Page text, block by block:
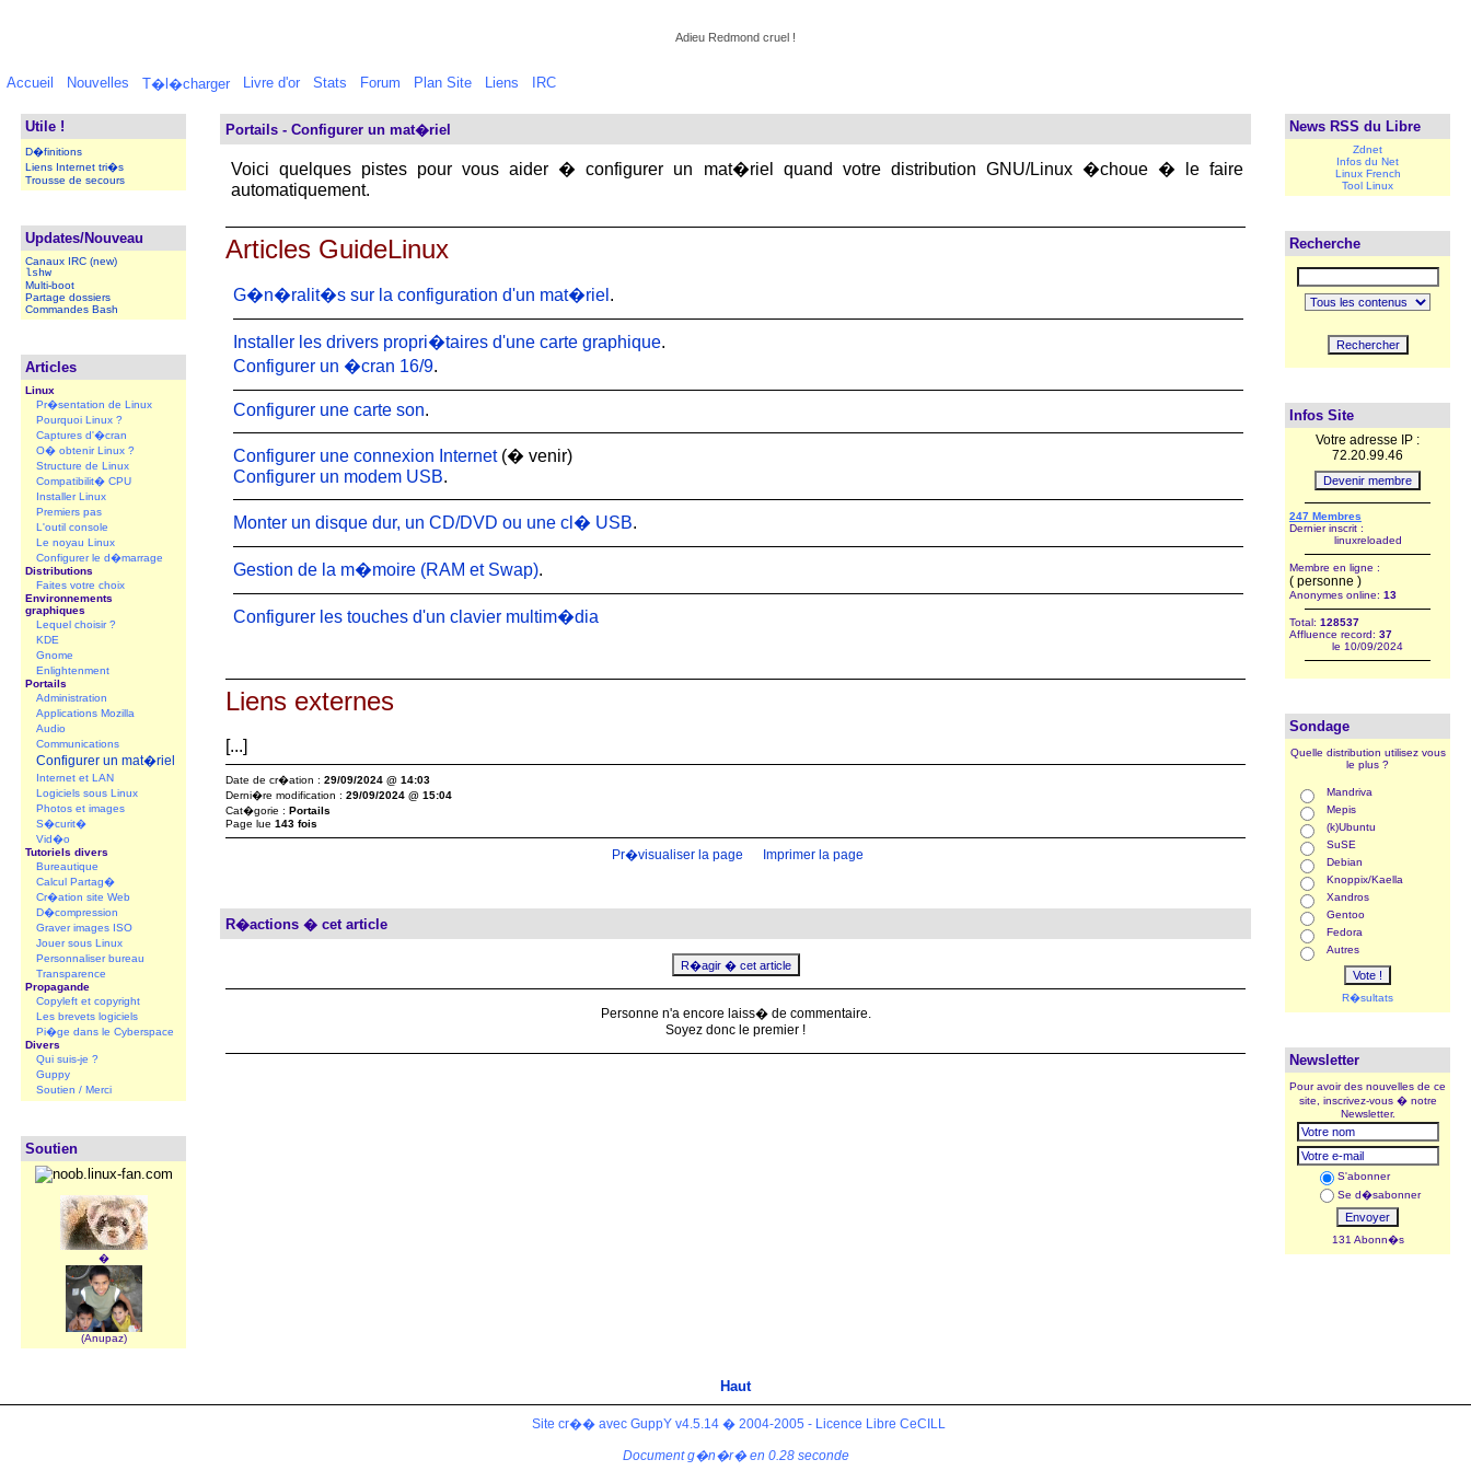
Adieu Redmond cruel !
Accueil Nouvelles T�l�charger Livre d'or Stats Forum Plan Site Liens IRC
Utile !
D�finitions
Liens Internet tri�s
Trousse de secours
Updates/Nouveau
Canaux IRC (new)
lshw
Multi-boot
Partage dossiers
Commandes Bash
Articles
Linux
Pr�sentation de Linux
Pourquoi Linux ?
Captures d'�cran
O� obtenir Linux ?
Structure de Linux
Compatibilit� CPU
Installer Linux
Premiers pas
L'outil console
Le noyau Linux
Configurer le d�marrage
Distributions
Faites votre choix
Environnements
graphiques
Lequel choisir ?
KDE
Gnome
Enlightenment
Portails
Administration
Applications Mozilla
Audio
Communications
Configurer un mat�riel
Internet et LAN
Logiciels sous Linux
Photos et images
S�curit�
Vid�o
Tutoriels divers
Bureautique
Calcul Partag�
Cr�ation site Web
D�compression
Graver images ISO
Jouer sous Linux
Personnaliser bureau
Transparence
Propagande
Copyleft et copyright
Les brevets logiciels
Pi�ge dans le Cyberspace
Divers
Qui suis-je ?
Guppy
Soutien / Merci
Soutien
�
(Anupaz)
Portails - Configurer un mat�riel
Voici quelques pistes pour vous aider � configurer un mat�riel quand votre distribution GNU/Linux �choue � le faire
automatiquement.
Articles GuideLinux
G�n�ralit�s sur la configuration d'un mat�riel .
Installer les drivers propri�taires d'une carte graphique.
Configurer un �cran 16/9.
Configurer une carte son.
Configurer une connexion Internet(� venir)
Configurer un modem USB.
Monter un disque dur, un CD/DVD ou une cl� USB.
Gestion de la m�moire (RAM et Swap).
Configurer les touches d'un clavier multim�dia
Liens externes
[...]
Date de cr�ation : 29/09/2024 @ 14:03
Derni�re modification : 29/09/2024 @ 15:04
Cat�gorie : Portails
Page lue 143 fois
Pr�visualiser la page Imprimer la page
R�actions � cet article
Personne n'a encore laiss� de commentaire.
Soyez donc le premier !
News RSS du Libre
Zdnet
Infos du Net
Linux French
Tool Linux
Recherche
Infos Site
Votre adresse IP :
72.20.99.46
247 Membres
Dernier inscrit :
linuxreloaded
Membre en ligne :
( personne )
Anonymes online: 13
Total: 128537
Affluence record: 37
le 10/09/2024
Sondage
Quelle distribution utilisez vous
le plus ?
Mandriva
Mepis
(k)Ubuntu
SuSE
Debian
Knoppix/Kaella
Xandros
Gentoo
Fedora
Autres
R�sultats
Newsletter
Pour avoir des nouvelles de ce
site, inscrivez-vous � notre
Newsletter.
S'abonner
Se d�sabonner
131 Abonn�s
Haut
Site cr�� avec GuppY v4.5.14 � 2004-2005 - Licence Libre CeCILL
Document g�n�r� en 0.28 seconde